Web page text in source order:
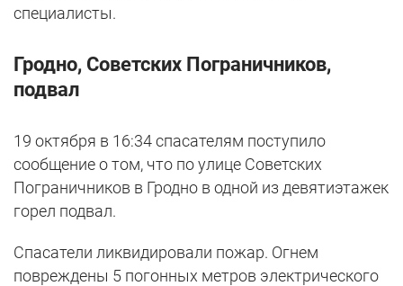
специалисты.
Гродно, Советских Пограничников,
подвал
19 октября в 16:34 спасателям поступило
сообщение о том, что по улице Советских
Пограничников в Гродно в одной из девятиэтажек
горел подвал.
Спасатели ликвидировали пожар. Огнем
повреждены 5 погонных метров электрического